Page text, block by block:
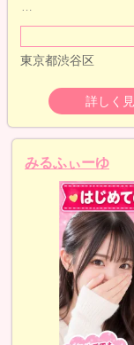
東京都渋谷区
詳しく
みるふぃーゆ